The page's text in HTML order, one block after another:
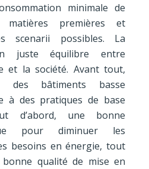
minimale de
premières et
scenarii possibles. La
juste équilibre entre
et la société. Avant tout,
des bâtiments basse
à des pratiques de base
d’abord, une bonne
pour diminuer les
besoins en énergie, tout
qualité de mise en